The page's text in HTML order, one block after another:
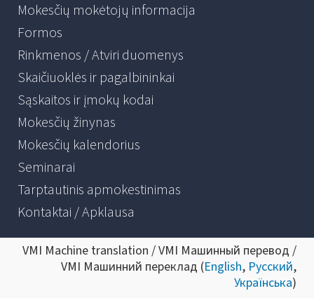
Mokesčių mokėtojų informacija
Formos
Rinkmenos / Atviri duomenys
Skaičiuoklės ir pagalbininkai
Sąskaitos ir įmokų kodai
Mokesčių žinynas
Mokesčių kalendorius
Seminarai
Tarptautinis apmokestinimas
Kontaktai / Apklausa
VMI Machine translation / VMI Машинный перевод /
VMI Машинний переклад (English, Русский,
Українська)